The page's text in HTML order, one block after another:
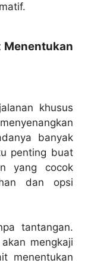
Menentukan
khusus
banyak
penting buat
yang cocok
dan opsi
tantangan.
mengkaji
menentukan